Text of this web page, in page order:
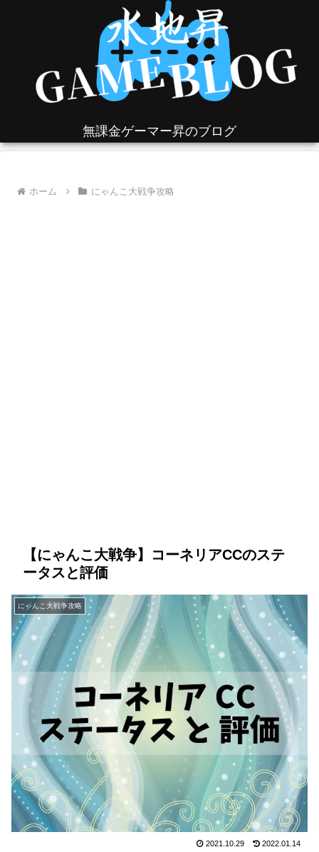
無課金ゲーマー昇のブログ
ホーム にゃんこ大戦争攻略
【にゃんこ大戦争】コーネリアCCのステ
ータスと評価
にゃんこ大戦争攻略
2021.10.29 2022.01.14